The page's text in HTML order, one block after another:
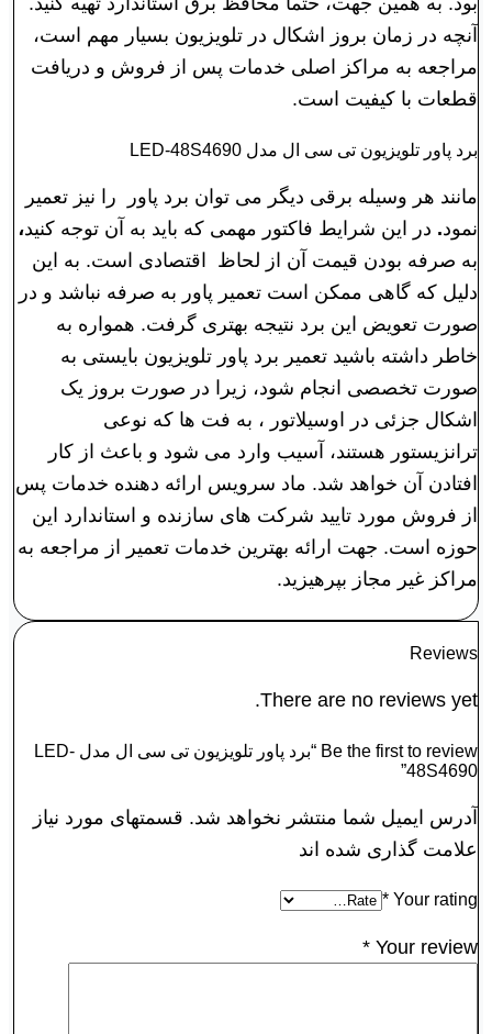
آنچه در زمان بروز اشکال در تلویزیون بسیار مهم است،
مراجعه به مراکز اصلی خدمات پس از فروش و دریافت
قطعات با کیفیت است.
برد پاور تلویزیون تی سی ال مدل LED-48S4690
مانند هر وسیله برقی دیگر می توان برد پاور را نیز تعمیر
نمود. در این شرایط فاکتور مهمی که باید به آن توجه کنید،
به صرفه بودن قیمت آن از لحاظ اقتصادی است. به این
دلیل که گاهی ممکن است تعمیر پاور به صرفه نباشد و در
صورت تعویض این برد نتیجه بهتری گرفت. همواره به
خاطر داشته باشید تعمیر برد پاور تلویزیون بایستی به
صورت تخصصی انجام شود، زیرا در صورت بروز یک
اشکال جزئی در اوسیلاتور ، به فت ها که نوعی
ترانزیستور هستند، آسیب وارد می شود و باعث از کار
افتادن آن خواهد شد. ماد سرویس ارائه دهنده خدمات پس
از فروش مورد تایید شرکت های سازنده و استاندارد این
حوزه است. جهت ارائه بهترین خدمات تعمیر از مراجعه به
مراکز غیر مجاز بپرهیزید.
Reviews
There are no reviews yet.
Be the first to review “برد پاور تلویزیون تی سی ال مدل LED-
48S4690”
آدرس ایمیل شما منتشر نخواهد شد. قسمتهای مورد نیاز
علامت گذاری شده اند
Your rating
*
Your review
*